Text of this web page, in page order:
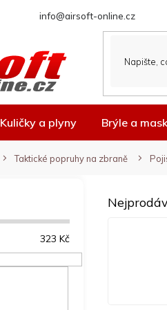
info@airsoft-online.cz
Kuličky a plyny Brýle a
Taktické popruhy na zbraně
323 Kč